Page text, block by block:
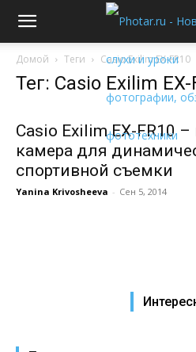
Домой Теги Casio Exilim EX-FR10
Тег: Casio Exilim EX-
Casio Exilim EX-FR10
камера для
спортивной съемки
Yanina Krivosheeva - Сен 5, 2014